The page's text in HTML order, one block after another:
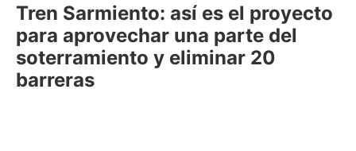
Tren Sarmiento: así es el proyecto
para aprovechar una parte del
soterramiento y eliminar 20
barreras